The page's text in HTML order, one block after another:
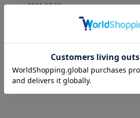
お気に入り商品を確
2021-07-18
Seraph
ドッキ
ス